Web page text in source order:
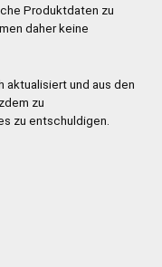
Produktdaten zu
daher keine
aktualisiert und aus den
zu
zu entschuldigen.